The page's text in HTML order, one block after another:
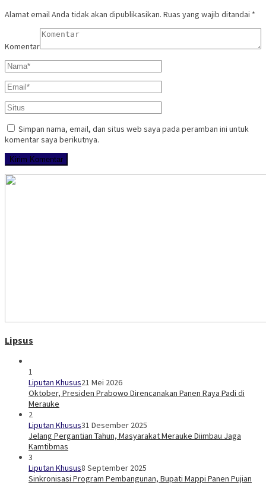
Alamat email Anda tidak akan dipublikasikan. Ruas yang wajib ditandai *
Komentar
Simpan nama, email, dan situs web saya pada peramban ini untuk
komentar saya berikutnya.
Lipsus
1
Liputan Khusus21 Mei 2026
Oktober, Presiden Prabowo Direncanakan Panen Raya Padi di
Merauke
2
Liputan Khusus31 Desember 2025
Jelang Pergantian Tahun, Masyarakat Merauke Diimbau Jaga
Kamtibmas
3
Liputan Khusus8 September 2025
Sinkronisasi Program Pembangunan, Bupati Mappi Panen Pujian